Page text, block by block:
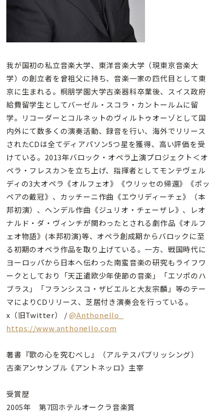
我が国初の私立音楽大学、東洋音楽大学（現東京音楽大
学）の創立者を曾祖父に持ち、音楽一家の四代目として東
京に生まれる。桐朋学園大学古楽器科卒業後、スイス政府
給費留学生としてバーゼル・スコラ・カントールムに留
学。リコーダーとコルネットのヴィルトゥオーゾとして国
内外にて数多くの演奏活動、録音を行い、海外でリリース
されたCDは全てディアパソン5つ星を獲得、高い評価を受
けている。2013年バロック・オペラ上演プロジェクト＜オ
ペラ・フレスカ＞を立ち上げ、指揮者としてモンテヴェル
ディの3大オペラ《オルフェオ》《ウリッセの帰還》《ポッ
ペアの戴冠》、カッチーニ作曲《エウリディーチェ》（本
邦初演）、ヘンデル作曲《ジュリオ・チェーザレ》、レオ
ナルド・ダ・ヴィンチが関わったとされる劇作品《オルフ
ェオ物語》(本邦初演)等、オペラ創成期からバロックに至
る初期のオペラ作品を取り上げている。一方、戦国時代に
ヨーロッパから日本へ伝わった南蛮音楽の研究もライフワ
ークとしており「天正遣欧少年使節の音楽」「エソポのハ
ブラス」「フランシスコ・ザビエルと大友宗麟」等のテー
マによりCDリリース、芝居付き演奏会を行っている。
x（旧Twitter） /@Anthonello_
https://www.anthonello.com
著書『歌の心を究むべし』（アルテスパブリッシング）
古楽アンサンブル《アントネッロ》主宰
受賞歴
2005年 第7回ホテルオークラ音楽賞